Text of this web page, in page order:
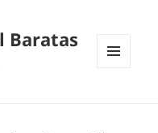
Baratas